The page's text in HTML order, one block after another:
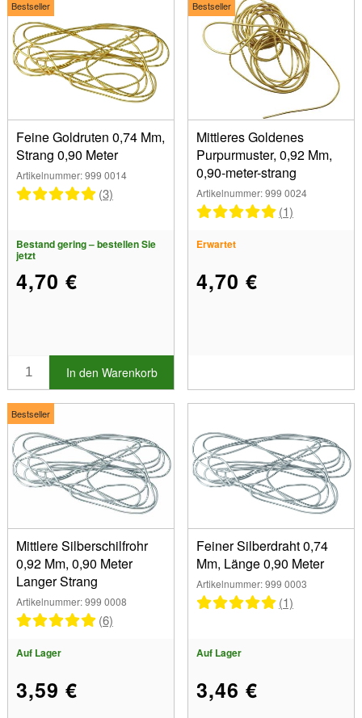
Schmuckstücke auf die nächste Stufe!
Abmessungen
0.30 mm (1)
0.92mm (2)
0.35 mm (1)
1.25 mm (2)
Form
Zubehör (1)
Nadeln (3)
Cannetilles (6)
Genadelte Seide (13)
Marken
Joliot (1)
Serie
Sonderangebotsartikel
Neue Produkte
Bestseller
Bestseller
Feine Goldruten 0,74 Mm,
Strang 0,90 Meter
Artikelnummer: 999 0014
(3)
Bestand gering – bestellen Sie
jetzt
4,70 €
In den Warenkorb
Bestseller
Mittleres Goldenes
Purpurmuster, 0,92 Mm,
0,90-meter-strang
Artikelnummer: 999 0024
(1)
Erwartet
4,70 €
Bestseller
Mittlere Silberschilfrohr
0,92 Mm, 0,90 Meter
Langer Strang
Artikelnummer: 999 0008
(6)
Auf Lager
3,59 €
Feiner Silberdraht 0,74
Mm, Länge 0,90 Meter
Artikelnummer: 999 0003
(1)
Auf Lager
3,46 €